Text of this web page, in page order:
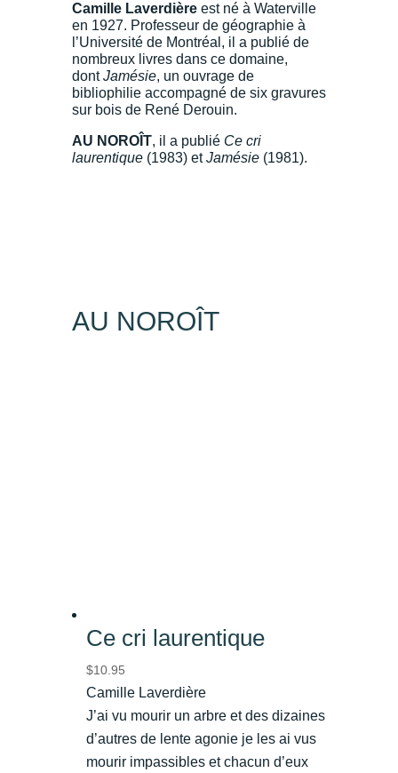
Camille Laverdièreest né à Waterville
en 1927. Professeur de géographie à
l’Université de Montréal, il a publié de
nombreux livres dans ce domaine,
dontJamésie, un ouvrage de
bibliophilie accompagné de six gravures
sur bois de René Derouin.
AU NOROÎT, il a publié Ce cri
laurentique (1983) etJamésie(1981).
AU NOROÎT
Ce cri laurentique
$10.95
Camille Laverdière
J’ai vu mourir un arbre et des dizaines
d’autres de lente agonie je les ai vus
mourir impassibles et chacun d’eux